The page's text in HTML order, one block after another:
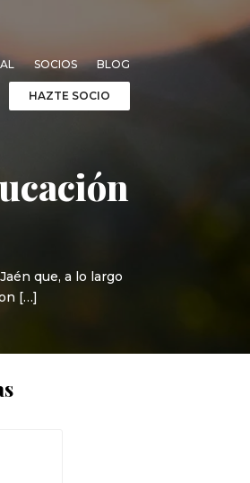
SOCIOS BLOG
HAZTE SOCIO
que, a lo largo
[…]